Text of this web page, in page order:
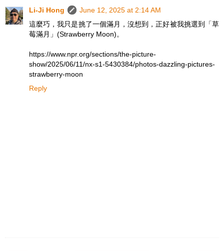
Li-Ji Hong
June 12, 2025 at 2:14 AM
這麼巧，我只是挑了一個滿月，沒想到，正好被我挑選到「草
莓滿月」(Strawberry Moon)。
https://www.npr.org/sections/the-picture-
show/2025/06/11/nx-s1-5430384/photos-dazzling-pictures-
strawberry-moon
Reply